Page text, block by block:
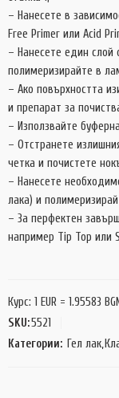
– Нанесете в
Free Primer или Acid
– Нанесете един слой
полимеризирайте в
– Ако повърхността
и препарат за
– Използвайте
– Отстранете
четка и почистете
– Нанесете
лака) и
– За перфектен
например Tip Top или
Курс: 1 EUR = 1.95583 BGN
SKU:5521
Категории: Гел лак,